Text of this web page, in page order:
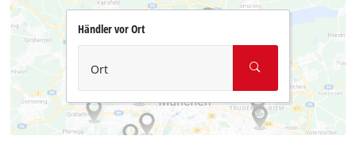
Händler vor Ort
Ort